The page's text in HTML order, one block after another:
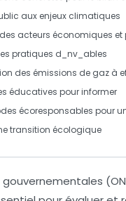
aux enjeux climatiques
acteurs économiques et
pratiques d_nv_ables
des émissions de gaz à
éducatives pour informer
écoresponsables pour
transition écologique